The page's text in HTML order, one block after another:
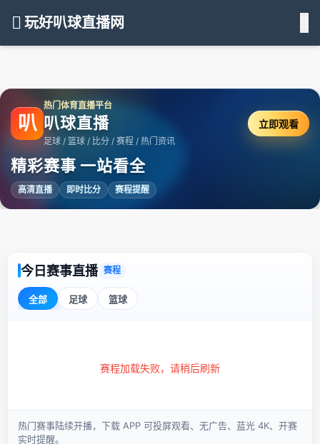
玩好叭球直播网
叭
热门体育直播平台
叭球直播
足球 / 篮球 / 比分 / 赛程 / 热门资讯
精彩赛事 一站看全
高清直播 即时比分 赛程提醒
立即观看